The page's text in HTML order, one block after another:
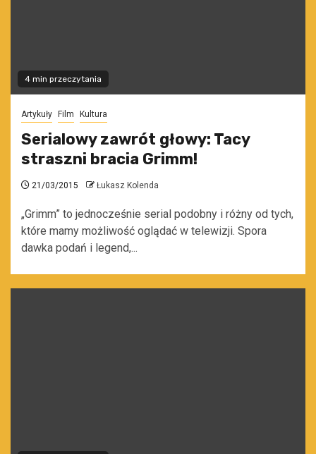
4 min przeczytania
Artykuły Film Kultura
Serialowy zawrót głowy: Tacy
straszni bracia Grimm!
21/03/2015 Łukasz Kolenda
„Grimm” to jednocześnie serial podobny i różny od tych,
które mamy możliwość oglądać w telewizji. Spora
dawka podań i legend,...